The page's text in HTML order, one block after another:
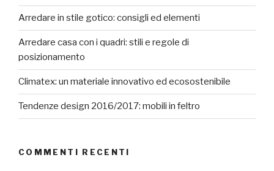
Arredare in stile gotico: consigli ed elementi
Arredare casa con i quadri: stili e regole di
posizionamento
Climatex: un materiale innovativo ed ecosostenibile
Tendenze design 2016/2017: mobili in feltro
COMMENTI RECENTI